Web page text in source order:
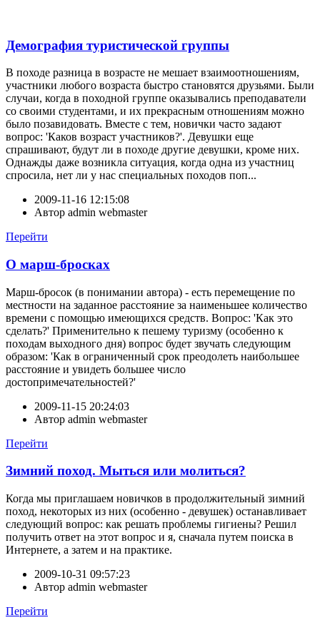
Демография туристической группы
В походе разница в возрасте не мешает взаимоотношениям,
участники любого возраста быстро становятся друзьями. Были
случаи, когда в походной группе оказывались преподаватели
со своими студентами, и их прекрасным отношениям можно
было позавидовать. Вместе с тем, новички часто задают
вопрос: 'Каков возраст участников?'. Девушки еще
спрашивают, будут ли в походе другие девушки, кроме них.
Однажды даже возникла ситуация, когда одна из участниц
спросила, нет ли у нас специальных походов поп...
2009-11-16 12:15:08
Автор admin webmaster
Перейти
О марш-бросках
Марш-бросок (в понимании автора) - есть перемещение по
местности на заданное расстояние за наименьшее количество
времени с помощью имеющихся средств. Вопрос: 'Как это
сделать?' Применительно к пешему туризму (особенно к
походам выходного дня) вопрос будет звучать следующим
образом: 'Как в ограниченный срок преодолеть наибольшее
расстояние и увидеть большее число
достопримечательностей?'
2009-11-15 20:24:03
Автор admin webmaster
Перейти
Зимний поход. Мыться или молиться?
Когда мы приглашаем новичков в продолжительный зимний
поход, некоторых из них (особенно - девушек) останавливает
следующий вопрос: как решать проблемы гигиены? Решил
получить ответ на этот вопрос и я, сначала путем поиска в
Интернете, а затем и на практике.
2009-10-31 09:57:23
Автор admin webmaster
Перейти